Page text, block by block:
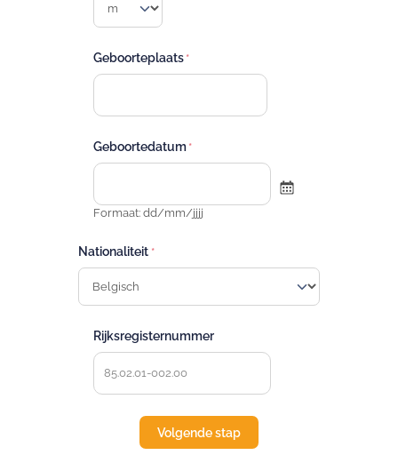
Geboorteplaats
Geboortedatum
Formaat: dd/mm/jjjj
Nationaliteit
Rijksregisternummer